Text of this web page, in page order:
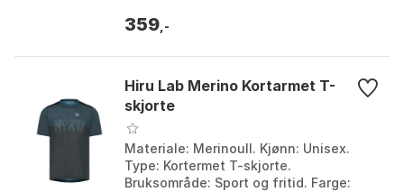
Black, Black / red. Størrelse:...
359 ,-
Hiru Lab Merino Kortarmet T-
skjorte
Materiale: Merinoull. Kjønn: Unisex.
Type: Kortermet T-skjorte.
Bruksområde: Sport og fritid. Farge: